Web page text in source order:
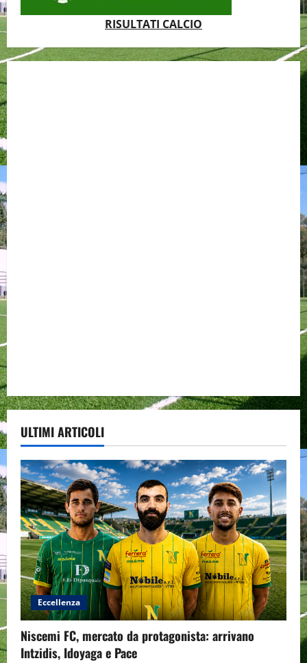
RISULTATI CALCIO
ULTIMI ARTICOLI
Eccellenza
Niscemi FC, mercato da protagonista: arrivano
Intzidis, Idoyaga e Pace